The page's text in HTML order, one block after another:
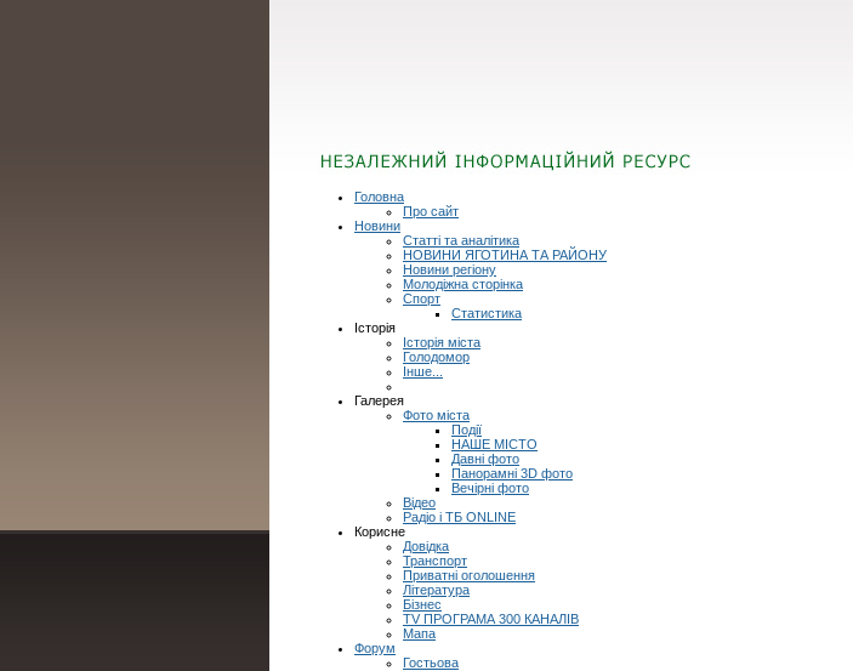
Головна
Про сайт
Новини
Статті та аналітика
НОВИНИ ЯГОТИНА ТА РАЙОНУ
Новини регіону
Молодіжна сторінка
Спорт
Статистика
Історія
Історія міста
Голодомор
Інше...
Галерея
Фото міста
Події
НАШЕ МІСТО
Давні фото
Панорамні 3D фото
Вечірні фото
Відео
Радіо і ТБ ONLINE
Корисне
Довідка
Транспорт
Приватні оголошення
Література
Бізнес
TV ПРОГРАМА 300 КАНАЛІВ
Мапа
Форум
Гостьова